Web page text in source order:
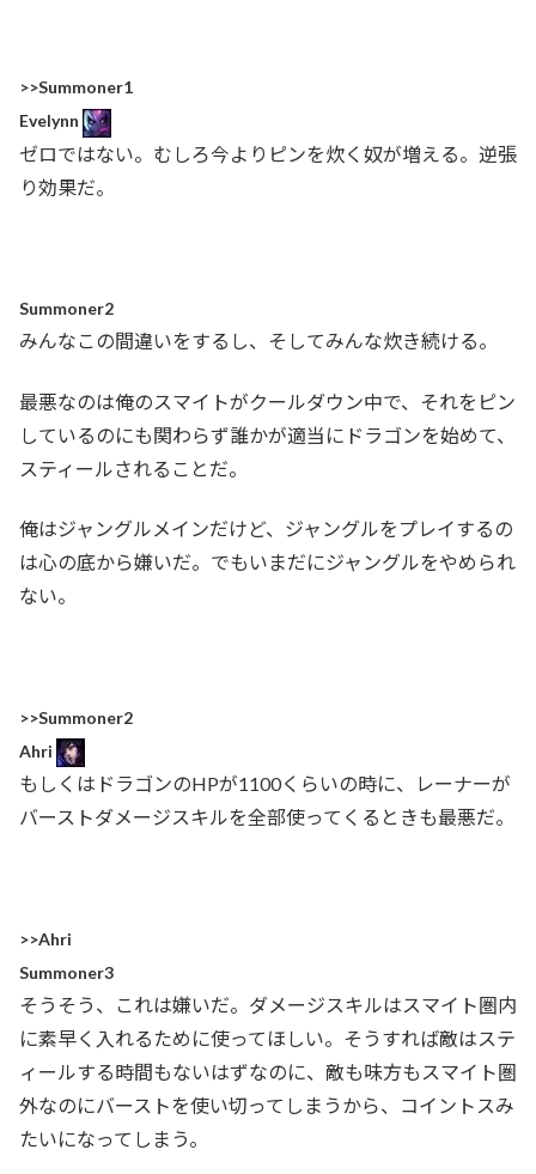
>>Summoner1
Evelynn
ゼロではない。むしろ今よりピンを炊く奴が増える。逆張
り効果だ。
Summoner2
みんなこの間違いをするし、そしてみんな炊き続ける。
最悪なのは俺のスマイトがクールダウン中で、それをピン
しているのにも関わらず誰かが適当にドラゴンを始めて、
スティールされることだ。
俺はジャングルメインだけど、ジャングルをプレイするの
は心の底から嫌いだ。でもいまだにジャングルをやめられ
ない。
>>Summoner2
Ahri
もしくはドラゴンのHPが1100くらいの時に、レーナーが
バーストダメージスキルを全部使ってくるときも最悪だ。
>>Ahri
Summoner3
そうそう、これは嫌いだ。ダメージスキルはスマイト圏内
に素早く入れるために使ってほしい。そうすれば敵はステ
ィールする時間もないはずなのに、敵も味方もスマイト圏
外なのにバーストを使い切ってしまうから、コイントスみ
たいになってしまう。